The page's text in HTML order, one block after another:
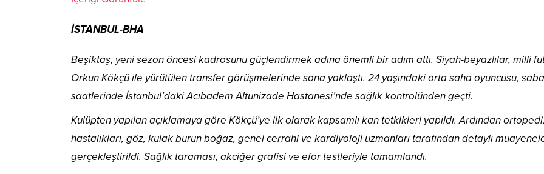
İSTANBUL-BHA
Beşiktaş, yeni sezon öncesi kadrosunu güçlendirmek adına önemli bir adım attı. Siyah-beyazlılar, milli
Orkun Kökçü ile yürütülen transfer görüşmelerinde sona yaklaştı. 24 yaşındaki orta saha oyuncusu,
saatlerinde İstanbul’daki Acıbadem Altunizade Hastanesi’nde sağlık kontrolünden geçti.
Kulüpten yapılan açıklamaya göre Kökçü’ye ilk olarak kapsamlı kan tetkikleri yapıldı. Ardından
hastalıkları, göz, kulak burun boğaz, genel cerrahi ve kardiyoloji uzmanları tarafından detaylı
gerçekleştirildi. Sağlık taraması, akciğer grafisi ve efor testleriyle tamamlandı.